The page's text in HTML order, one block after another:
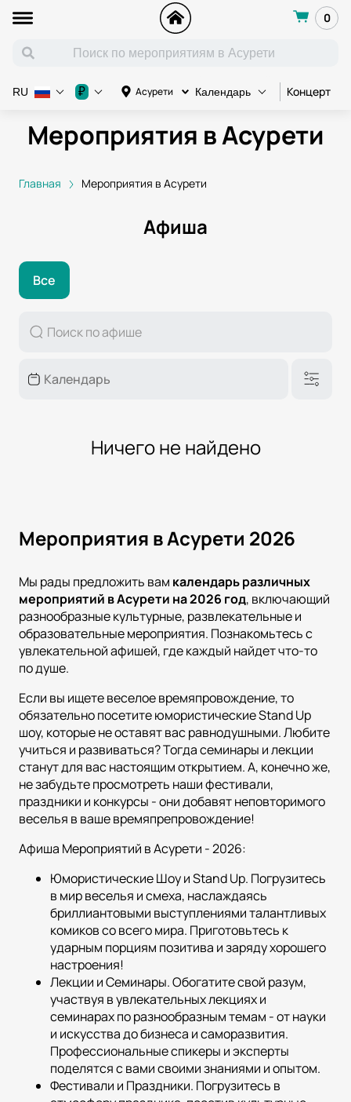
0
Асурети Календарь Концерт
RU ₽
Мероприятия в Асурети
Главная Мероприятия в Асурети
Афиша
Все
Ничего не найдено
Мероприятия в Асурети 2026
Мы рады предложить вам календарь различных
мероприятий вАсурети на2026 год, включающий
разнообразные культурные, развлекательные и
образовательные мероприятия. Познакомьтесь с
увлекательной афишей, где каждый найдет что-то
по душе.
Если вы ищете веселое времяпровождение, то
обязательно посетите юмористические Stand Up
шоу, которые не оставят вас равнодушными. Любите
учиться и развиваться? Тогда семинары и лекции
станут для вас настоящим открытием. А, конечно же,
не забудьте просмотреть наши фестивали,
праздники и конкурсы - они добавят неповторимого
веселья в ваше времяпрепровождение!
Афиша Мероприятий в Асурети - 2026:
Юмористические Шоу и Stand Up. Погрузитесь
в мир веселья и смеха, наслаждаясь
бриллиантовыми выступлениями талантливых
комиков со всего мира. Приготовьтесь к
ударным порциям позитива и заряду хорошего
настроения!
Лекции и Семинары. Обогатите свой разум,
участвуя в увлекательных лекциях и
семинарах по разнообразным темам - от науки
и искусства до бизнеса и саморазвития.
Профессиональные спикеры и эксперты
поделятся с вами своими знаниями и опытом.
Фестивали и Праздники. Погрузитесь в